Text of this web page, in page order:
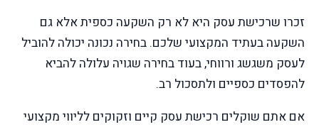
זכרו שרכישת עסק היא לא רק השקעה כספית אלא גם
השקעה בעתיד המקצועי שלכם. בחירה נכונה יכולה להוביל
לעסק משגשג ורווחי, בעוד בחירה שגויה עלולה להביא
להפסדים כספיים ולתסכול רב.
אם אתם שוקלים רכישת עסק קיים וזקוקים לליווי מקצועי